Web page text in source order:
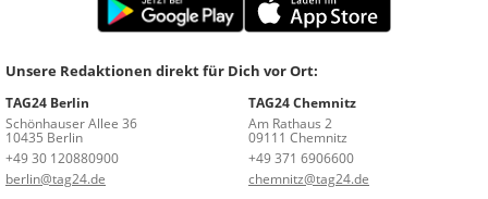
Unsere Redaktionen direkt für Dich vor Ort:
TAG24 Berlin
Schönhauser Allee 36
10435 Berlin
+49 30 120880900
berlin@tag24.de
TAG24 Chemnitz
Am Rathaus 2
09111 Chemnitz
+49 371 6906600
chemnitz@tag24.de